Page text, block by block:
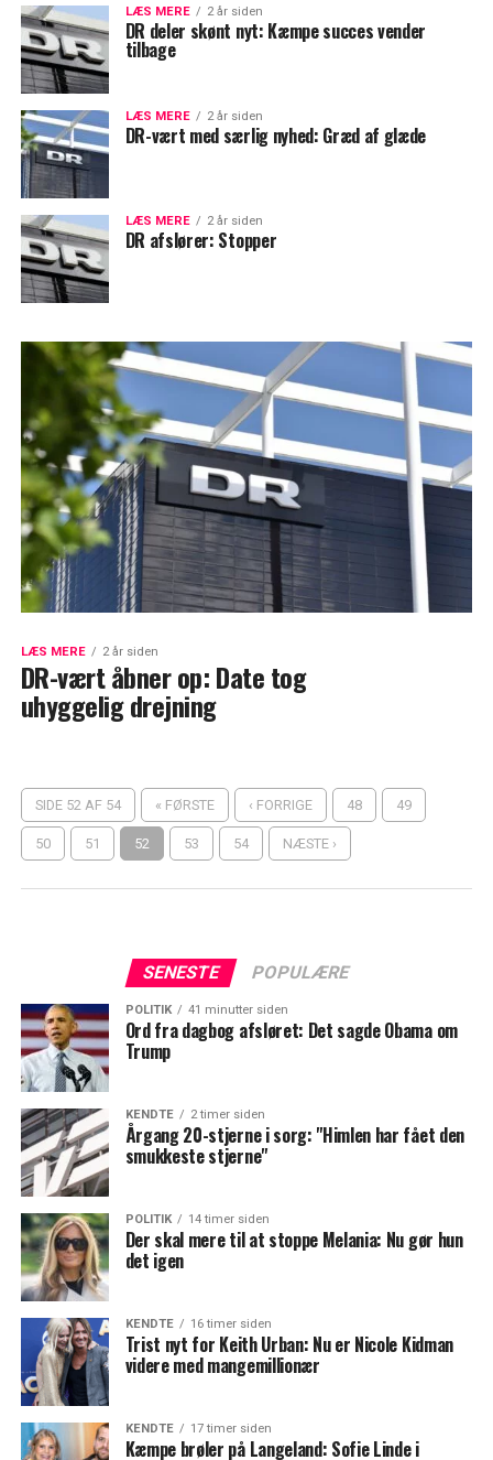
LÆS MERE 2 år siden
DR deler skønt nyt: Kæmpe succes vender
tilbage
LÆS MERE 2 år siden
DR-vært med særlig nyhed: Græd af glæde
LÆS MERE 2 år siden
DR afslører: Stopper
LÆS MERE 2 år siden
DR-vært åbner op: Date tog
uhyggelig drejning
SIDE 52 AF 54 « FØRSTE ‹ FORRIGE 48 49
50 51 52 53 54 NÆSTE ›
SENESTE POPULÆRE
POLITIK 41 minutter siden
Ord fra dagbog afsløret: Det sagde Obama om
Trump
KENDTE 2 timer siden
Årgang 20-stjerne i sorg: "Himlen har fået den
smukkeste stjerne"
POLITIK 14 timer siden
Der skal mere til at stoppe Melania: Nu gør hun
det igen
KENDTE 16 timer siden
Trist nyt for Keith Urban: Nu er Nicole Kidman
videre med mangemillionær
KENDTE 17 timer siden
Kæmpe brøler på Langeland: Sofie Linde i